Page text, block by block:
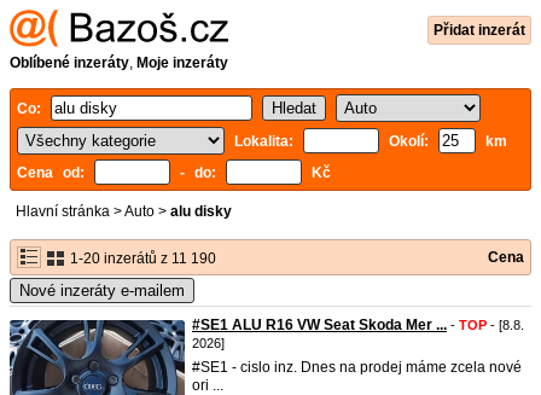
Přidat inzerát
Oblíbené inzeráty, Moje inzeráty
Co:
Lokalita:
Okolí:
km
Cena od:
- do: Kč
Hlavní stránka >Auto > alu disky
1-20 inzerátů z 11 190 Cena
Nové inzeráty e-mailem
#SE1 ALU R16 VW Seat Skoda Mer ... - TOP - [8.8.
2026]
#SE1 - cislo inz. Dnes na prodej máme zcela nové
ori ...